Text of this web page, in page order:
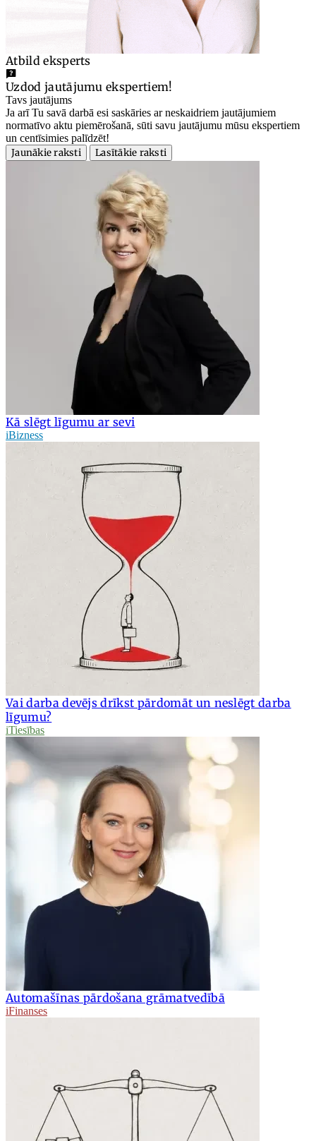
Atbild eksperts
Uzdod jautājumu ekspertiem!
Tavs jautājums
Ja arī Tu savā darbā esi saskāries ar neskaidriem jautājumiem
normatīvo aktu piemērošanā, sūti savu jautājumu mūsu ekspertiem
un centīsimies palīdzēt!
Jaunākie raksti
Lasītākie raksti
Kā slēgt līgumu ar sevi
iBizness
Vai darba devējs drīkst pārdomāt un neslēgt darba
līgumu?
iTiesības
Automašīnas pārdošana grāmatvedībā
iFinanses